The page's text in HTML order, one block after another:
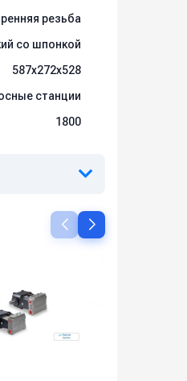
резьба
со шпонкой
587x272x528
станции
1800